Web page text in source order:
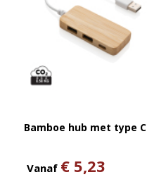
Bamboe hub met type C
Vanaf € 5,23